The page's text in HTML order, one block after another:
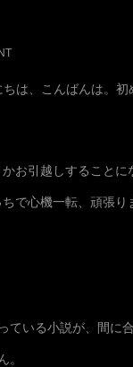
ちは、こんばんは。
お引越しすることに
で心機一転、頑張り
いる小説が、間に
。